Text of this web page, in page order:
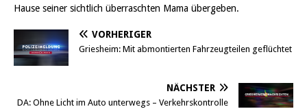
Hause seiner sichtlich überraschten Mama übergeben.
VORHERIGER
Griesheim: Mit abmontierten Fahrzeugteilen geflüchtet
NÄCHSTER
DA: Ohne Licht im Auto unterwegs – Verkehrskontrolle